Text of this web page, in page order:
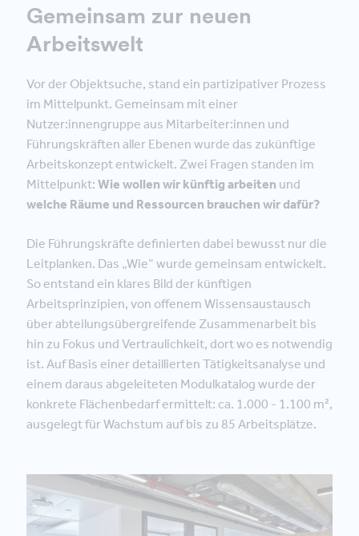
Gemeinsam zur neuen
Arbeitswelt
Vor der Objektsuche, stand ein partizipativer Prozess
im Mittelpunkt. Gemeinsam mit einer
Nutzer:innengruppe aus Mitarbeiter:innen und
Führungskräften aller Ebenen wurde das zukünftige
Arbeitskonzept entwickelt. Zwei Fragen standen im
Mittelpunkt: Wie wollen wir künftig arbeiten und
welche Räume und Ressourcen brauchen wir dafür?
Die Führungskräfte definierten dabei bewusst nur die
Leitplanken. Das „Wie“ wurde gemeinsam entwickelt.
So entstand ein klares Bild der künftigen
Arbeitsprinzipien, von offenem Wissensaustausch
über abteilungsübergreifende Zusammenarbeit bis
hin zu Fokus und Vertraulichkeit, dort wo es notwendig
ist. Auf Basis einer detaillierten Tätigkeitsanalyse und
einem daraus abgeleiteten Modulkatalog wurde der
konkrete Flächenbedarf ermittelt: ca. 1.000 - 1.100 m²,
ausgelegt für Wachstum auf bis zu 85 Arbeitsplätze.